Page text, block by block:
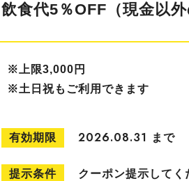
飲食代5％OFF（現金以外
※上限3,000円
※土日祝もご利用できます
有効期限 2026.08.31 まで
提示条件
クーポン提示してく